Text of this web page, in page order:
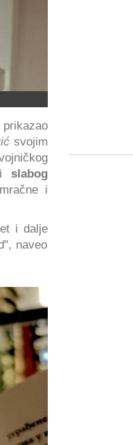
svojim
slabog
i
i dalje
naveo